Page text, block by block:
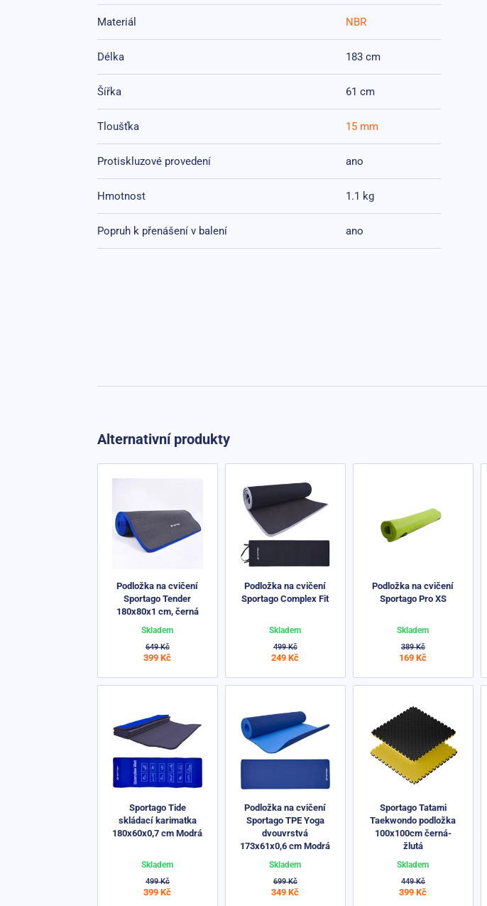
Materiál NBR
Délka 183 cm
Šířka 61 cm
Tloušťka 15 mm
Protiskluzové provedení ano
Hmotnost 1.1 kg
Popruh k přenášení v balení ano
Alternativní produkty
Podložka na cvičení
Sportago Tender
180x80x1 cm, černá
649 Kč
399 Kč
Skladem
Podložka na cvičení
Sportago Complex Fit
499 Kč
249 Kč
Skladem
Podložka na cvičení
Sportago Pro XS
389 Kč
169 Kč
Skladem
Sportago Tide
skládací karimatka
180x60x0,7 cm Modrá
499 Kč
399 Kč
Skladem
Podložka na cvičení
Sportago TPE Yoga
dvouvrstvá
173x61x0,6 cm Modrá
699 Kč
349 Kč
Skladem
Sportago Tatami
Taekwondo podložka
100x100cm černá-
žlutá
449 Kč
399 Kč
Skladem